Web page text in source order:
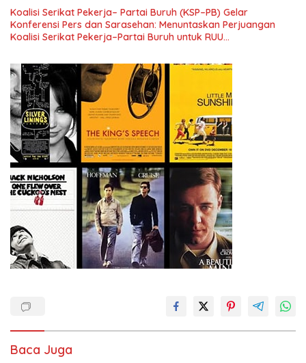
Koalisi Serikat Pekerja– Partai Buruh (KSP–PB) Gelar
Konferensi Pers dan Sarasehan: Menuntaskan Perjuangan
Koalisi Serikat Pekerja–Partai Buruh untuk RUU
Baca Juga